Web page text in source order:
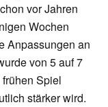
vor Jahren
Wochen
Anpassungen an
von 5 auf 7
Spiel
stärker wird.